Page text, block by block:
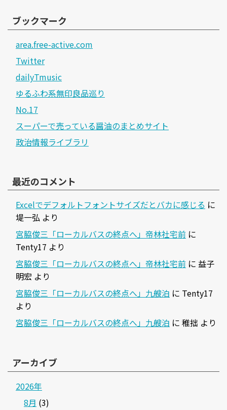
ブックマーク
area.free-active.com
Twitter
dailyTmusic
ゆるふわ系無印良品巡り
No.17
スーパーで売っている醤油のまとめサイト
政治情報ライブラリ
最近のコメント
Excelでデフォルトフォントサイズだとバカに感じる に
堤一弘 より
宮脇俊三「ローカルバスの終点へ」帝林社宅前 に
Tenty17 より
宮脇俊三「ローカルバスの終点へ」帝林社宅前 に 益子
明宏 より
宮脇俊三「ローカルバスの終点へ」九艘泊 に Tenty17
より
宮脇俊三「ローカルバスの終点へ」九艘泊 に 稚拙 より
アーカイブ
2026年
8月 (3)